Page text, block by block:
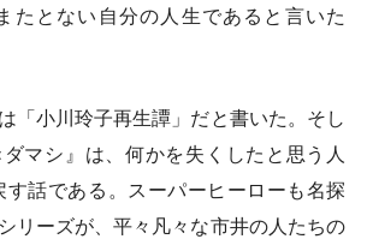
たとない自分の人生であると言いた
「小川玲子再生譚」だと書いた。そし
マシ』は、何かを失くしたと思う人
す話である。スーパーヒーローも名探
リーズが、平々凡々な市井の人たちの